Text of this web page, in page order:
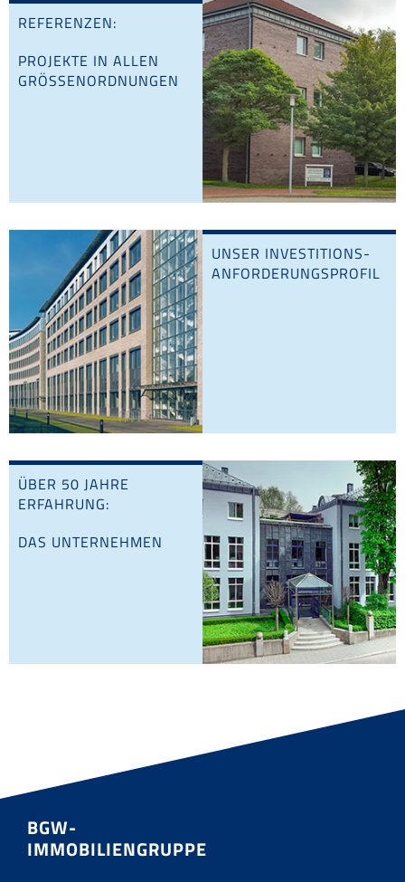
REFERENZEN:
PROJEKTE IN ALLEN
GRÖSSEN­ORDNUNGEN
UNSER INVESTITIONS­
ANFORDERUNGS­PROFIL
ÜBER 50 JAHRE
ERFAHRUNG:
DAS UNTERNEHMEN
BGW-
IMMOBILIENGRUPPE